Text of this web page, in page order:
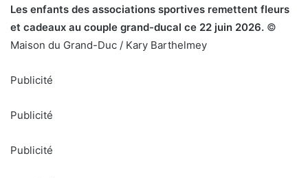
Les enfants des associations sportives remettent fleurs
et cadeaux au couple grand-ducal ce 22 juin 2026. ©
Maison du Grand-Duc / Kary Barthelmey
Publicité
Publicité
Publicité